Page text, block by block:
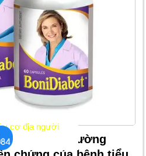
giúp giảm đường
cơ địa người